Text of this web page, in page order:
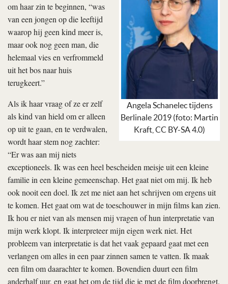
Angela Schanelec tijdens
Berlinale 2019 (foto: Martin
Kraft, CC BY-SA 4.0)
om haar zin te beginnen, “was
van een jongen op die leeftijd
waarop hij geen kind meer is,
maar ook nog geen man, die
helemaal vies en verfrommeld
uit het bos naar huis
terugkeert.”
Als ik haar vraag of ze er zelf
als kind van hield om er alleen
op uit te gaan, en te verdwalen,
wordt haar stem nog zachter:
“Er was aan mij niets
exceptioneels. Ik was een heel bescheiden meisje uit een kleine
familie in een kleine gemeenschap. Het gaat niet om mij. Ik heb
ook nooit een doel. Ik zet me niet aan het schrijven om ergens uit
te komen. Het gaat om wat de toeschouwer in mijn films kan zien.
Ik hou er niet van als mensen mij vragen of hun interpretatie van
mijn werk klopt. Ik interpreteer mijn eigen werk niet. Het
probleem van interpretatie is dat het vaak gepaard gaat met een
verlangen om alles in een paar zinnen samen te vatten. Ik maak
een film om daarachter te komen. Bovendien duurt een film
anderhalf uur, en gaat het om de tijd die je met de film doorbrengt.